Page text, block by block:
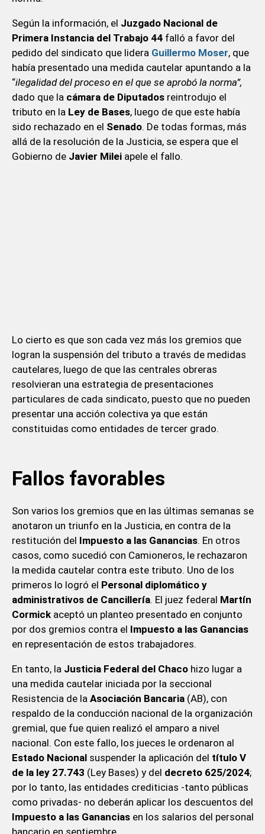
Según la información, el Juzgado Nacional de
Primera Instancia del Trabajo 44falló a favor del
pedido del sindicato que lidera Guillermo Moser, que
había presentado una medida cautelar apuntando a la
“ilegalidad del proceso en el que se aprobó la norma”,
dado que la cámara de Diputadosreintrodujo el
tributo en la Ley de Bases, luego de que este había
sido rechazado en el Senado. De todas formas, más
allá de la resolución de la Justicia, se espera que el
Gobierno de Javier Mileiapele el fallo.
Lo cierto es que son cada vez más los gremios que
logran la suspensión del tributo a través de medidas
cautelares, luego de que las centrales obreras
resolvieran una estrategia de presentaciones
particulares de cada sindicato, puesto que no pueden
presentar una acción colectiva ya que están
constituidas como entidades de tercer grado.
Fallos favorables
Son varios los gremios que en las últimas semanas se
anotaron un triunfo en la Justicia, en contra de la
restitución del Impuesto a las Ganancias. En otros
casos, como sucedió con Camioneros, le rechazaron
la medida cautelar contra este tributo. Uno de los
primeros lo logró el Personal diplomático y
administrativos de Cancillería. El juez federal Martín
Cormick aceptó un planteo presentado en conjunto
por dos gremios contra el Impuesto a las Ganancias
en representación de estos trabajadores.
En tanto, la Justicia Federal del Chaco hizo lugar a
una medida cautelar iniciada por la seccional
Resistencia de la Asociación Bancaria (AB), con
respaldo de la conducción nacional de la organización
gremial, que fue quien realizó el amparo a nivel
nacional. Con este fallo, los jueces le ordenaron al
Estado Nacional suspender la aplicación del título V
de la ley 27.743 (Ley Bases) y del decreto 625/2024;
por lo tanto, las entidades crediticias -tanto públicas
como privadas- no deberán aplicar los descuentos del
Impuesto a las Gananciasen los salarios del personal